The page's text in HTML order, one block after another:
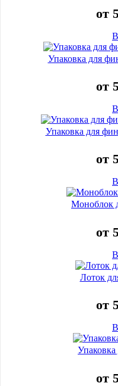
от
Упаковка для
от
Упаковка для
от
Моноблок
от
Лоток
от
Упаковка
от